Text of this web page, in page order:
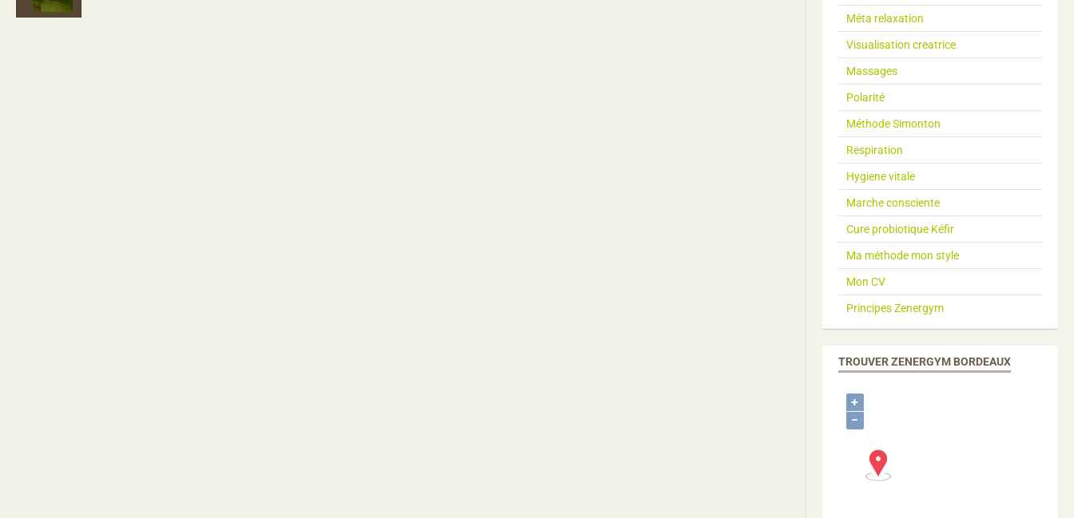
Méta relaxation
Visualisation creatrice
Massages
Polarité
Méthode Simonton
Respiration
Hygiene vitale
Marche consciente
Cure probiotique Kéfir
Ma méthode mon style
Mon CV
Principes Zenergym
TROUVER ZENERGYM BORDEAUX
+
−